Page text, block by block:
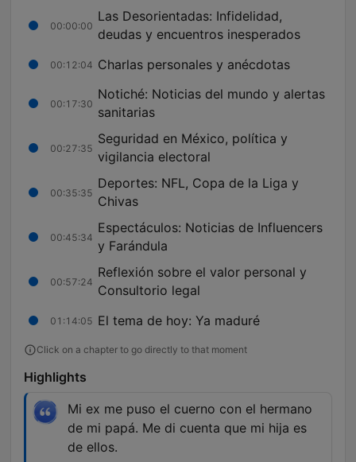
00:00:00
Las Desorientadas: Infidelidad,
deudas y encuentros inesperados
00:12:04 Charlas personales y anécdotas
00:17:30
Notiché: Noticias del mundo y alertas
sanitarias
00:27:35
Seguridad en México, política y
vigilancia electoral
00:35:35
Deportes: NFL, Copa de la Liga y
Chivas
00:45:34
Espectáculos: Noticias de Influencers
y Farándula
00:57:24
Reflexión sobre el valor personal y
Consultorio legal
01:14:05 El tema de hoy: Ya maduré
Click on a chapter to go directly to that moment
Highlights
Mi ex me puso el cuerno con el hermano
de mi papá. Me di cuenta que mi hija es
de ellos.